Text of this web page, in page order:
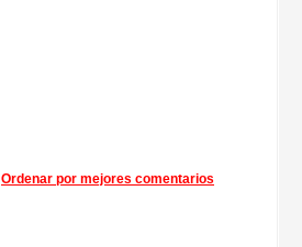
Ordenar por mejores comentarios